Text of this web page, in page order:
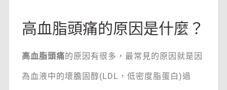
高血脂頭痛的原因是什麼？
高血脂頭痛的原因有很多，最常見的原因就是因
為血液中的壞膽固醇(LDL，低密度脂蛋白)過